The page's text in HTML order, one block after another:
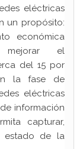
eléctricas
un propósito:
económica
el
del 15 por
la fase de
eléctricas
información
capturar,
estado de la